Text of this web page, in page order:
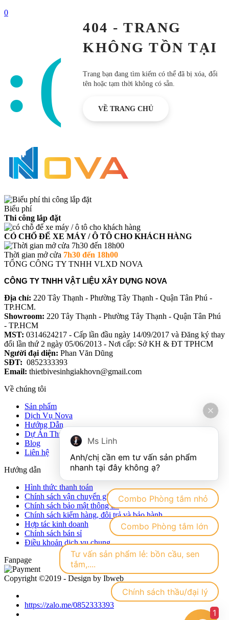
0
:(
404 - TRANG
KHÔNG TỒN TẠI
Trang bạn đang tìm kiếm có thể đã bị xóa, đổi
tên hoặc tạm thời không có sẵn.
VỀ TRANG CHỦ
Biểu phí
Thi công lắp đặt
CÓ CHỐ ĐỂ XE MÁY / Ô TÔ CHO KHÁCH HÀNG
Thời gian mở cửa 7h30 đến 18h00
TỔNG CÔNG TY TNHH VLXD NOVA
CÔNG TY TNHH VẬT LIỆU XÂY DỰNG NOVA
Địa chỉ: 220 Tây Thạnh - Phường Tây Thạnh - Quận Tân Phú -
TP.HCM.
Showroom: 220 Tây Thạnh - Phường Tây Thạnh - Quận Tân Phú
- TP.HCM
MST: 0314624217 - Cấp lần đầu ngày 14/09/2017 và Đăng ký thay
đổi lần thứ 2 ngày 05/06/2013 - Nơi cấp: Sở KH & ĐT TPHCM
Người đại diện: Phan Văn Dũng
SĐT: 0852333393
Email: thietbivesinhgiakhovn@gmail.com
Về chúng tôi
Sản phẩm
Dịch Vụ Nova
Hướng Dẫn
Dự Án Thực Tế
Blog
Liên hệ
Hướng dẫn
Hình thức thanh toán
Chính sách vận chuyển giao nhận hàng hóa
Chính sách bảo mật thông tin
Chính sách kiểm hàng, đôi trả và bảo hành
Hợp tác kinh doanh
Chính sách bán sỉ
Điều khoản dịch vụ chung
Fanpage
Copyright ©2019 - Design by Ibweb
https://zalo.me/0852333393
Ms Linh
Anh/chị cần em tư vấn sản phẩm
Combo Phòng tắm nhỏ
Combo Phòng tắm lớn
Tư vấn sản phẩm lẻ: bồn cầu, sen
tắm,....
Chính sách thầu/đại lý
1